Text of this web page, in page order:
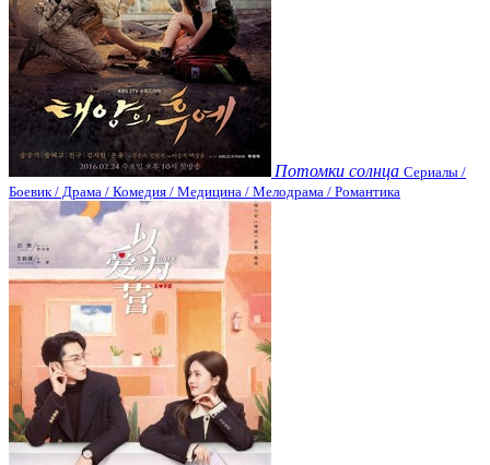
Потомки солнца Сериалы /
Боевик / Драма / Комедия / Медицина / Мелодрама / Романтика